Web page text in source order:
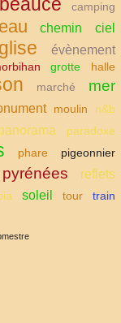
camping
chemin ciel
évènement
grotte
halle
marché mer
moulin n&b
paradoxe
phare pigeonnier
pyrénées reflets
soleil tour
train